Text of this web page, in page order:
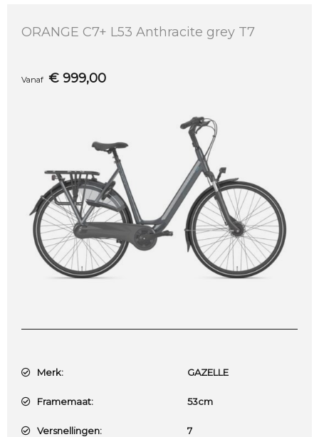
ORANGE C7+ L53 Anthracite grey T7
Vanaf € 999,00
Merk: GAZELLE
Framemaat: 53cm
Versnellingen: 7